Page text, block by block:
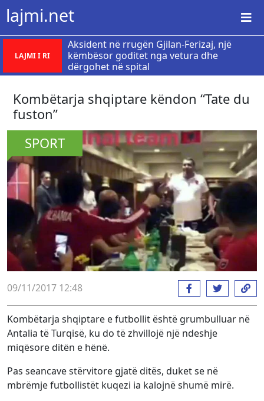
lajmi.net
LAJMI I RI
Aksident në rrugën Gjilan-Ferizaj, një
këmbësor goditet nga vetura dhe
dërgohet në spital
Kombëtarja shqiptare këndon “Tate du
fuston”
SPORT
09/11/2017 12:48
Kombëtarja shqiptare e futbollit është grumbulluar në
Antalia të Turqisë, ku do të zhvillojë një ndeshje
miqësore ditën e hënë.
Pas seancave stërvitore gjatë ditës, duket se në
mbrëmje futbollistët kuqezi ia kalojnë shumë mirë.